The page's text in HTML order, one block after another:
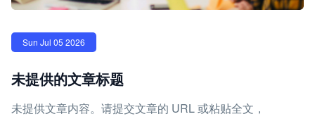
Sun Jul 05 2026
未提供的文章标题
未提供文章内容。请提交文章的 URL 或粘贴全文，